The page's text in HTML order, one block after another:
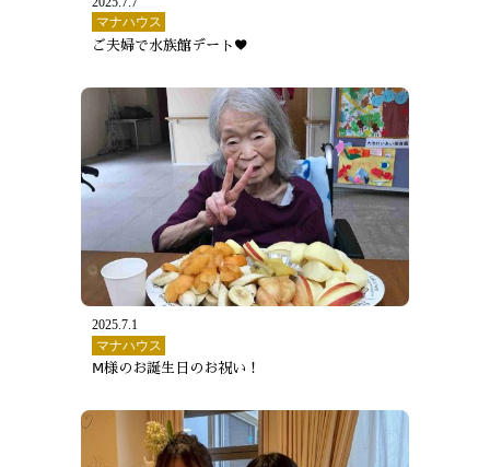
マナハウス
ご夫婦で水族館デート♥
2025.7.1
マナハウス
Ⅿ様のお誕生日のお祝い！